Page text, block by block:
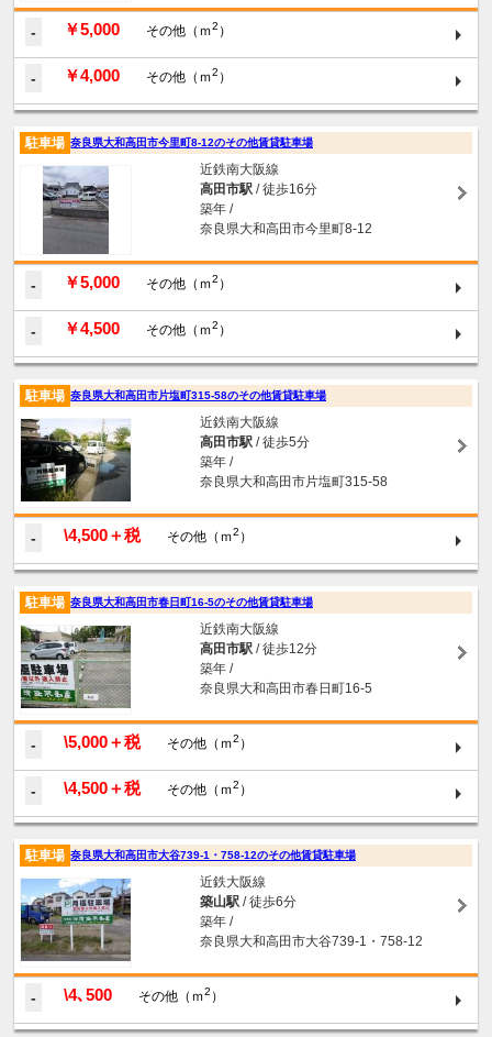
- ￥5,000 その他（ｍ2 ）
- ￥4,000 その他（ｍ2 ）
駐車場 奈良県大和高田市今里町8-12のその他賃貸駐車場
近鉄南大阪線
高田市駅/ 徒歩16分
築年 /
奈良県大和高田市今里町8-12
- ￥5,000 その他（ｍ2 ）
- ￥4,500 その他（ｍ2 ）
駐車場 奈良県大和高田市片塩町315-58のその他賃貸駐車場
近鉄南大阪線
高田市駅/ 徒歩5分
築年 /
奈良県大和高田市片塩町315-58
- \4,500＋税 その他（ｍ2 ）
駐車場 奈良県大和高田市春日町16-5のその他賃貸駐車場
近鉄南大阪線
高田市駅/ 徒歩12分
築年 /
奈良県大和高田市春日町16-5
- \5,000＋税 その他（ｍ2 ）
- \4,500＋税 その他（ｍ2 ）
駐車場 奈良県大和高田市大谷739-1・758-12のその他賃貸駐車場
近鉄大阪線
築山駅/ 徒歩6分
築年 /
奈良県大和高田市大谷739-1・758-12
- \4､500 その他（ｍ2 ）